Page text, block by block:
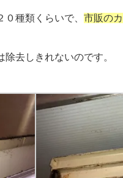
種類くらいで、 市販の
去しきれないのです。